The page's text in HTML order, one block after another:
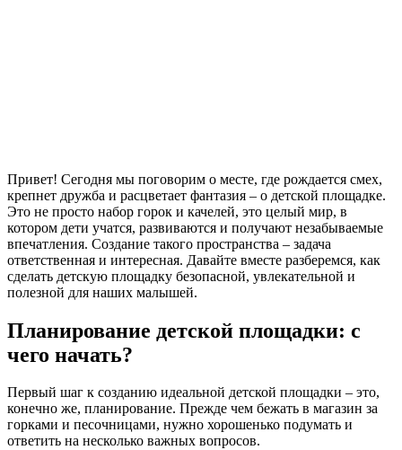
Привет! Сегодня мы поговорим о месте, где рождается смех,
крепнет дружба и расцветает фантазия – о детской площадке.
Это не просто набор горок и качелей, это целый мир, в
котором дети учатся, развиваются и получают незабываемые
впечатления. Создание такого пространства – задача
ответственная и интересная. Давайте вместе разберемся, как
сделать детскую площадку безопасной, увлекательной и
полезной для наших малышей.
Планирование детской площадки: с
чего начать?
Первый шаг к созданию идеальной детской площадки – это,
конечно же, планирование. Прежде чем бежать в магазин за
горками и песочницами, нужно хорошенько подумать и
ответить на несколько важных вопросов.